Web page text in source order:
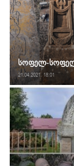
სოფელ-
21.04.2021. 18:01